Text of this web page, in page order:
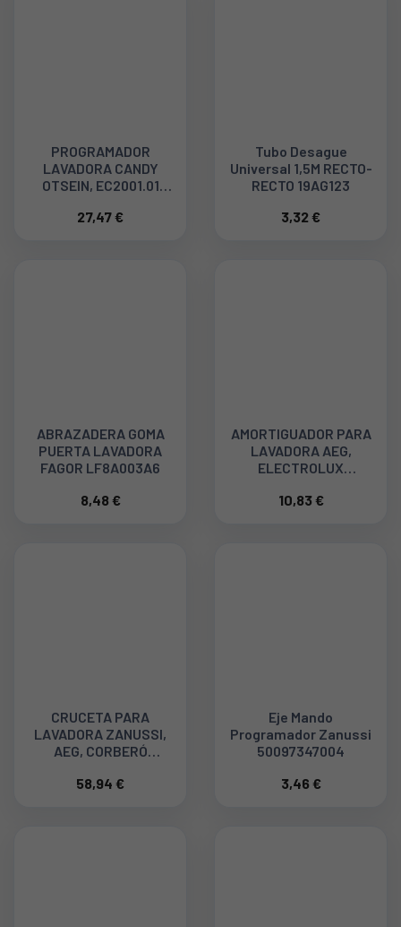
PROGRAMADOR
LAVADORA CANDY
OTSEIN, EC2001.01
27,47 €
Tubo Desague
Universal 1,5M RECTO-
RECTO 19AG123
3,32 €
ABRAZADERA GOMA
PUERTA LAVADORA
FAGOR LF8A003A6
8,48 €
AMORTIGUADOR PARA
LAVADORA AEG,
ELECTROLUX
6451471610
10,83 €
CRUCETA PARA
LAVADORA ZANUSSI,
AEG, CORBERÓ
58,94 €
Eje Mando
Programador Zanussi
50097347004
3,46 €